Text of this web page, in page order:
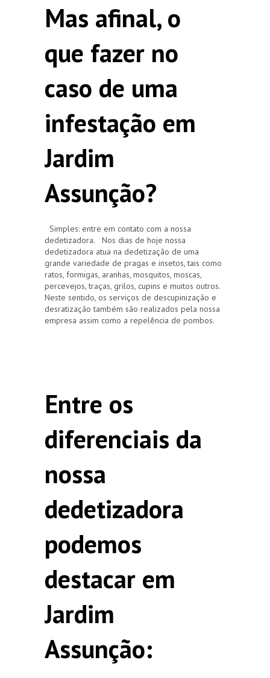
Mas afinal, o
que fazer no
caso de uma
infestação em
Jardim
Assunção?
Simples: entre em contato com a nossa
dedetizadora. Nos dias de hoje nossa
dedetizadora atua na dedetização de uma
grande variedade de pragas e insetos, tais como
ratos, formigas, aranhas, mosquitos, moscas,
percevejos, traças, grilos, cupins e muitos outros.
Neste sentido, os serviços de descupinização e
desratização também são realizados pela nossa
empresa assim como a repelência de pombos.
Entre os
diferenciais da
nossa
dedetizadora
podemos
destacar em
Jardim
Assunção: